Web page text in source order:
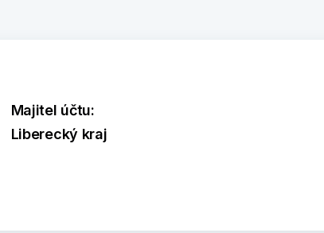
Majitel účtu:
Liberecký kraj